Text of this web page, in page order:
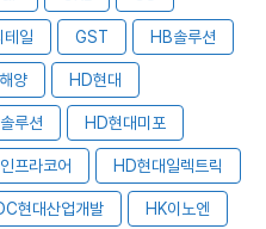
일 GST HB솔루션
양 HD현대
루션 HD현대미포
프라코어 HD현대일렉트릭
현대산업개발 HK이노엔